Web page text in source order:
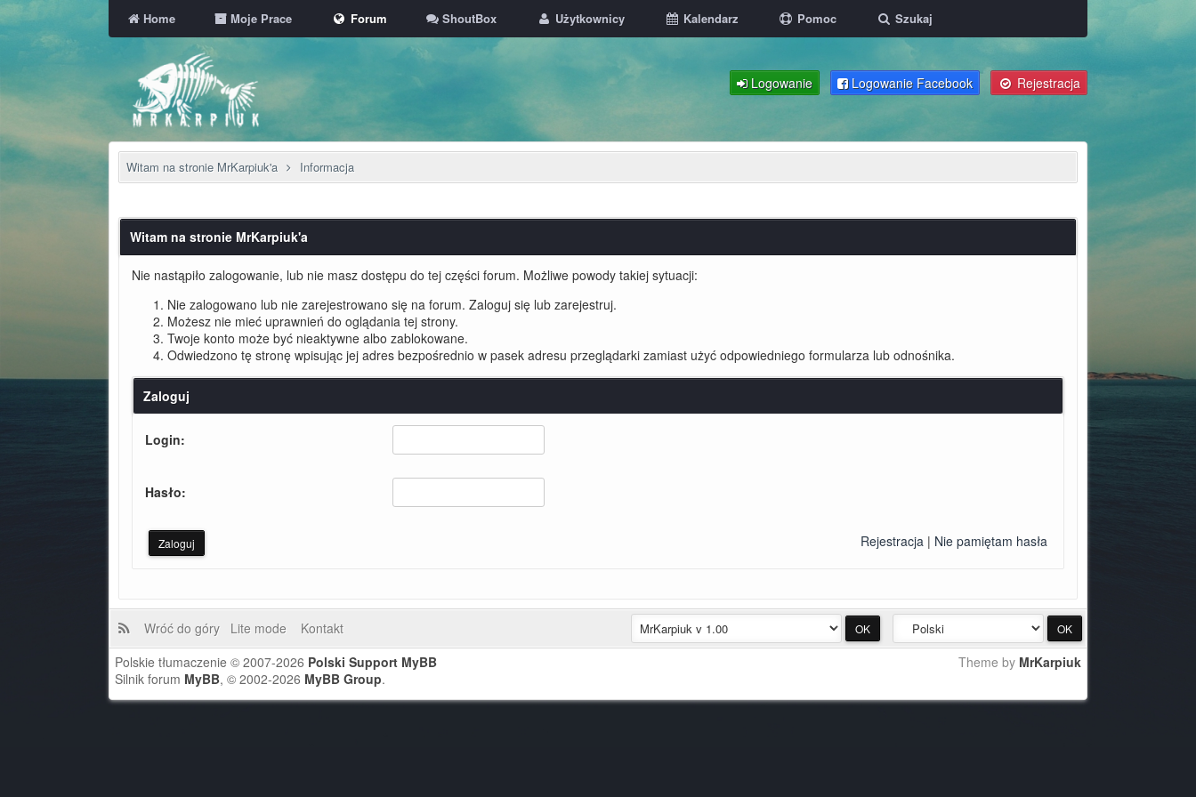
Home Moje Prace Forum ShoutBox Użytkownicy Kalendarz Pomoc Szukaj
Logowanie Logowanie Facebook Rejestracja
Witam na stronie MrKarpiuk'a Informacja
Witam na stronie MrKarpiuk'a
Nie nastąpiło zalogowanie, lub nie masz dostępu do tej części forum. Możliwe powody takiej sytuacji:
Nie zalogowano lub nie zarejestrowano się na forum. Zaloguj się lub zarejestruj.
Możesz nie mieć uprawnień do oglądania tej strony.
Twoje konto może być nieaktywne albo zablokowane.
Odwiedzono tę stronę wpisując jej adres bezpośrednio w pasek adresu przeglądarki zamiast użyć odpowiedniego formularza lub odnośnika.
Zaloguj
Login:
Hasło:
Rejestracja | Nie pamiętam hasła
Wróć do góry Lite mode
Kontakt
Theme by MrKarpiuk
Polskie tłumaczenie © 2007-2026 Polski Support MyBB
Silnik forum MyBB, © 2002-2026 MyBB Group.